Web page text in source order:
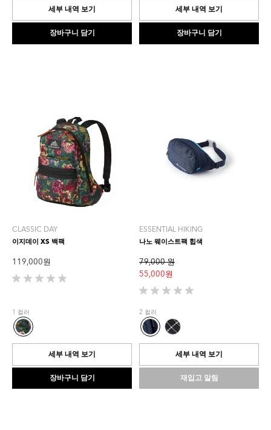
입
다.
세부 내역 보기
장바구니 담기
입
다.
세부 내역 보기
장바구니 담기
CLASSIC DAY
이지데이 XS 백팩
119,000 원
별
개
중
0.0
개
니
1 컬러
세부 내역 보기
장바구니 담기
ESSENTIAL HIKING
나노 웨이스트팩 힙색
79,000 원
55,000 원
별
5
개
중
0.0
입
다.
2 컬러
세부 내역 보기
재입고 알림